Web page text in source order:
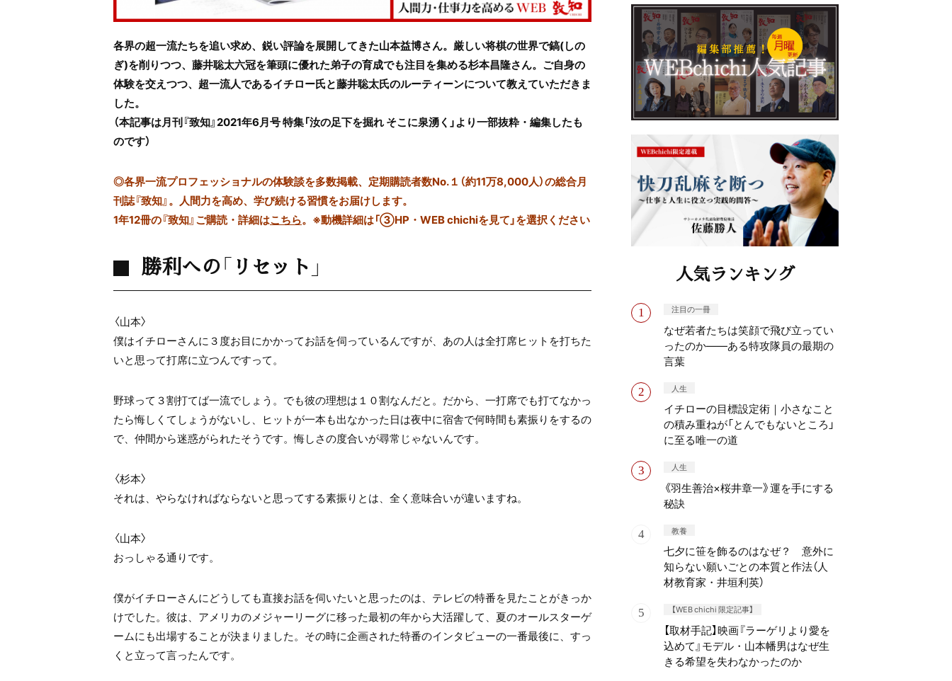
各界の超一流たちを追い求め、鋭い評論を展開してきた山本益博さん。厳しい将棋の世界で鎬(しの
ぎ)を削りつつ、藤井聡太六冠を筆頭に優れた弟子の育成でも注目を集める杉本昌隆さん。ご自身の
体験を交えつつ、超一流人であるイチロー氏と藤井聡太氏のルーティーンについて教えていただきま
した。
（本記事は月刊『致知』2021年6月号 特集「汝の足下を掘れ そこに泉湧く」より一部抜粋・編集したも
のです）
◎各界一流プロフェッショナルの体験談を多数掲載、定期購読者数No.１（約11万8,000人）の総合月
刊誌『致知』。人間力を高め、学び続ける習慣をお届けします。
1年12冊の『致知』ご購読・詳細はこちら。 ※動機詳細は「③HP・WEB chichiを見て」を選択ください
勝利への「リセット」
〈山本〉
僕はイチローさんに３度お目にかかってお話を伺っているんですが、あの人は全打席ヒットを打ちた
いと思って打席に立つんですって。
野球って３割打てば一流でしょう。でも彼の理想は１０割なんだと。だから、一打席でも打てなかっ
たら悔しくてしょうがないし、ヒットが一本も出なかった日は夜中に宿舎で何時間も素振りをするの
で、仲間から迷惑がられたそうです。悔しさの度合いが尋常じゃないんです。
〈杉本〉
それは、やらなければならないと思ってする素振りとは、全く意味合いが違いますね。
〈山本〉
おっしゃる通りです。
僕がイチローさんにどうしても直接お話を伺いたいと思ったのは、テレビの特番を見たことがきっか
けでした。彼は、アメリカのメジャーリーグに移った最初の年から大活躍して、夏のオールスターゲ
ームにも出場することが決まりました。その時に企画された特番のインタビューの一番最後に、すっ
くと立って言ったんです。
人気ランキング
注目の一冊
なぜ若者たちは笑顔で飛び立ってい
ったのか——ある特攻隊員の最期の
言葉
人生
イチローの目標設定術｜小さなこと
の積み重ねが「とんでもないところ」
に至る唯一の道
人生
《羽生善治×桜井章一》運を手にする
秘訣
教養
七夕に笹を飾るのはなぜ？ 意外に
知らない願いごとの本質と作法（人
材教育家・井垣利英）
【WEB chichi 限定記事】
【取材手記】映画『ラーゲリより愛を
込めて』モデル・山本幡男はなぜ生
きる希望を失わなかったのか